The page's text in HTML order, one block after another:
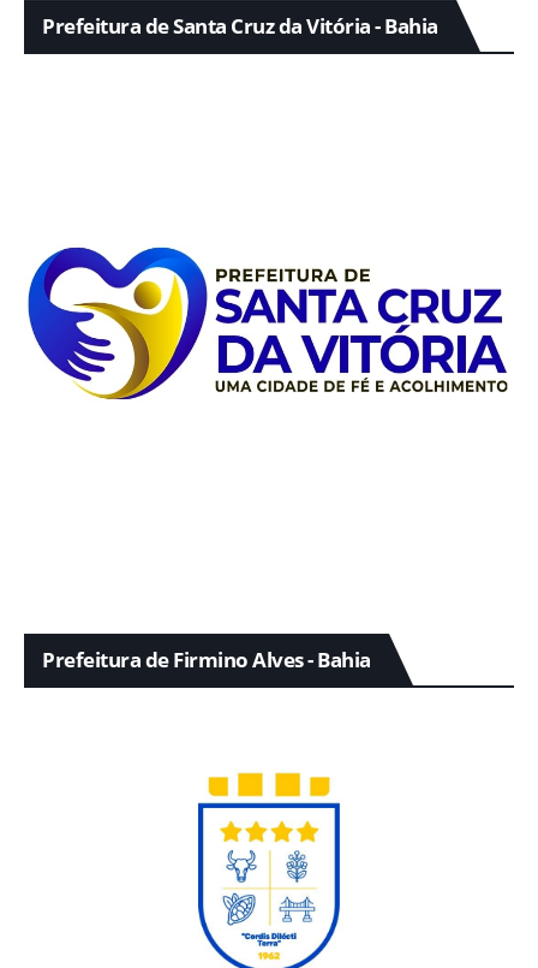
Prefeitura de Santa Cruz da Vitória - Bahia
Prefeitura de Firmino Alves - Bahia